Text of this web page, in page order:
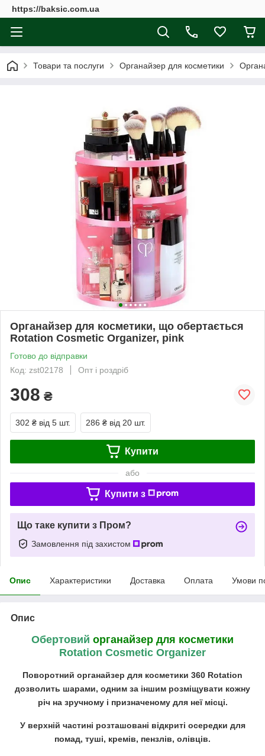
https://baksic.com.ua
Товари та послуги Органайзер для косметики
Органайзер для косметики, що обертається
Rotation Cosmetic Organizer, pink
Готово до відправки
Код: zst02178
Опт і роздріб
308 ₴
302 ₴ від 5 шт. 286 ₴ від 20 шт.
Купити
або
Купити з
Що таке купити з Пром?
Замовлення під захистом
Опис Характеристики Доставка Оплата Умови
Опис
Обертовий органайзер для косметики
Rotation Cosmetic Organizer
Поворотний органайзер для косметики 360 Rotation
дозволить шарами, одним за іншим розміщувати кожну
річ на зручному і призначеному для неї місці.
У верхній частині розташовані відкриті осередки для
помад, туші, кремів, пензлів, олівців.